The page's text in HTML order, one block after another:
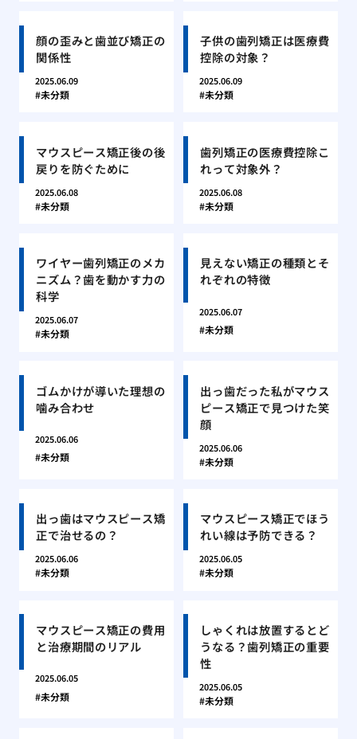
顔の歪みと歯並び矯正の
関係性
2025.06.09
未分類
子供の歯列矯正は医療費
控除の対象？
2025.06.09
未分類
マウスピース矯正後の後
戻りを防ぐために
2025.06.08
未分類
歯列矯正の医療費控除こ
れって対象外？
2025.06.08
未分類
ワイヤー歯列矯正のメカ
ニズム？歯を動かす力の
科学
2025.06.07
未分類
見えない矯正の種類とそ
れぞれの特徴
2025.06.07
未分類
ゴムかけが導いた理想の
噛み合わせ
2025.06.06
未分類
出っ歯だった私がマウス
ピース矯正で見つけた笑
顔
2025.06.06
未分類
出っ歯はマウスピース矯
正で治せるの？
2025.06.06
未分類
マウスピース矯正でほう
れい線は予防できる？
2025.06.05
未分類
マウスピース矯正の費用
と治療期間のリアル
2025.06.05
未分類
しゃくれは放置するとど
うなる？歯列矯正の重要
性
2025.06.05
未分類